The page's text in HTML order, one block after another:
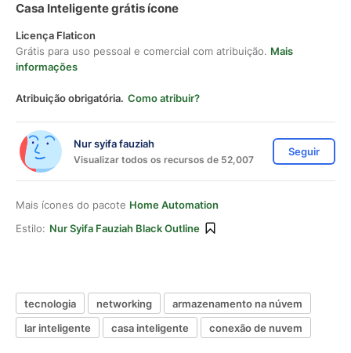
Casa Inteligente grátis ícone
Licença Flaticon
Grátis para uso pessoal e comercial com atribuição. Mais
informações
Atribuição obrigatória. Como atribuir?
Nur syifa fauziah
Visualizar todos os recursos de 52,007
Seguir
Mais ícones do pacote Home Automation
Estilo: Nur Syifa Fauziah Black Outline
tecnologia networking
armazenamento na núvem
lar inteligente
casa inteligente conexão de nuvem